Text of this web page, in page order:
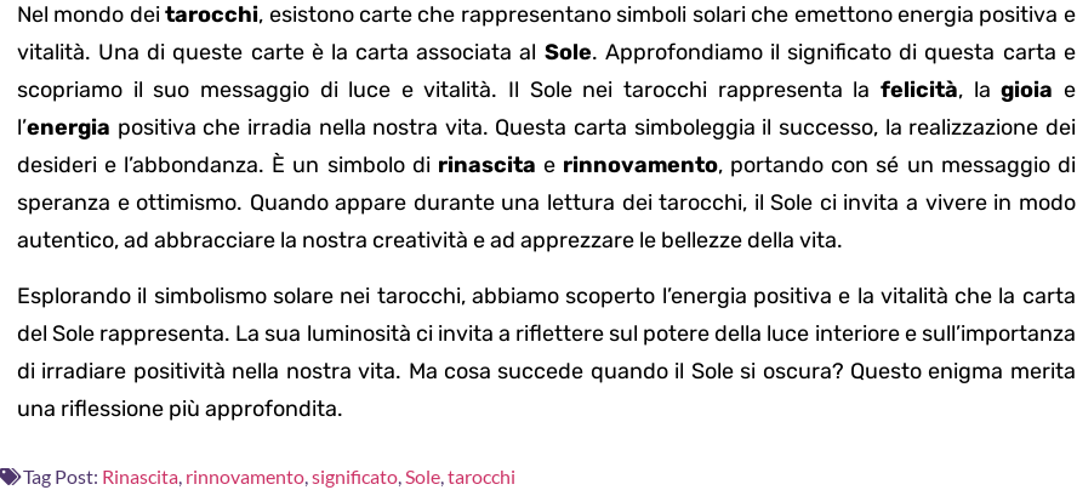
Nel mondo deitarocchi, esistono carte che rappresentano simboli solari che emettono energia positiva e
vitalità. Una di queste carte è la carta associata al Sole. Approfondiamo il significato di questa carta e
scopriamo il suo messaggio di luce e vitalità. Il Sole nei tarocchi rappresenta la felicità, lagioia e
l’energia positiva che irradia nella nostra vita. Questa carta simboleggia il successo, la realizzazione dei
desideri e l’abbondanza. È un simbolo di rinascita e rinnovamento, portando con sé un messaggio di
speranza e ottimismo. Quando appare durante una lettura dei tarocchi, il Sole ci invita a vivere in modo
autentico, ad abbracciare la nostra creatività e ad apprezzare le bellezze della vita.
Esplorando il simbolismo solare nei tarocchi, abbiamo scoperto l’energia positiva e la vitalità che la carta
del Sole rappresenta. La sua luminosità ci invita a riflettere sul potere della luce interiore e sull’importanza
di irradiare positività nella nostra vita. Ma cosa succede quando il Sole si oscura? Questo enigma merita
una riflessione più approfondita.
Tag Post: Rinascita, rinnovamento,significato,Sole,tarocchi